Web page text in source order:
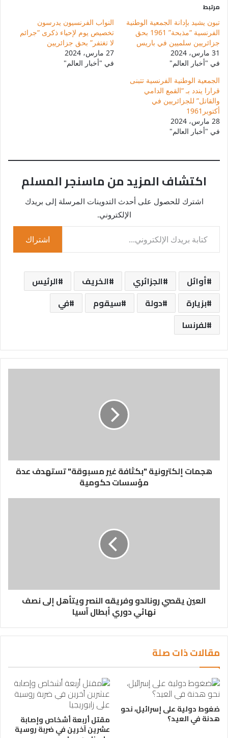
مرتبط
تبون يشيد بإدانة الجمعية الوطنية
الفرنسية “مذبحة” 1961 بحق
جزائريين سلميين في باريس
31 مارس، 2024
في "أخبار العالم"
النواب الفرنسيون يدرسون
تخصيص يوم لإحياء ذكرى “جرائم
لا تغتفر” بحق جزائريين
27 مارس، 2024
في "أخبار العالم"
الجمعية الوطنية الفرنسية تتبنى
قرارا يندد بـ “القمع الدامي
والقاتل” للجزائريين في
أكتوبر1961
28 مارس، 2024
في "أخبار العالم"
اكتشاف المزيد من ماسنجر المسلم
اشترك للحصول على أحدث التدوينات المرسلة إلى بريدك
الإلكتروني.
كتابة بريدك الإلكتروني...
اشتراك
أوائل الجزائري الخريف
الرئيس
بزيارة
دولة سيقوم
في
لفرنسا
هجمات إلكترونية "بكثافة غير مسبوقة" تستهدف عدة
مؤسسات حكومية
العين يقصي رونالدو وفريقه النصر ويتأهل إلى نصف
نهائي دوري أبطال آسيا
مقالات ذات صلة
ضغوط دولية على إسرائيل، نحو
هدنة في العيد؟ مقتل أربعة أشخاص وإصابة
عشرين آخرين في ضربة روسية